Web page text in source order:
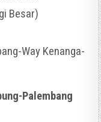
Besar)
Way Kenanga-
Palembang